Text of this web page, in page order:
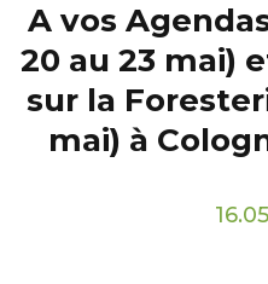
A vos
20 au 23 mai)
sur la
mai) à